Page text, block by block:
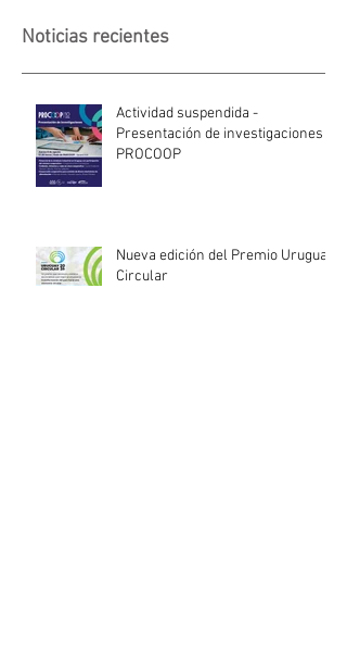
Noticias recientes
Actividad suspendida -
Presentación de investigaciones -
PROCOOP
Nueva edición del Premio Uruguay
Circular